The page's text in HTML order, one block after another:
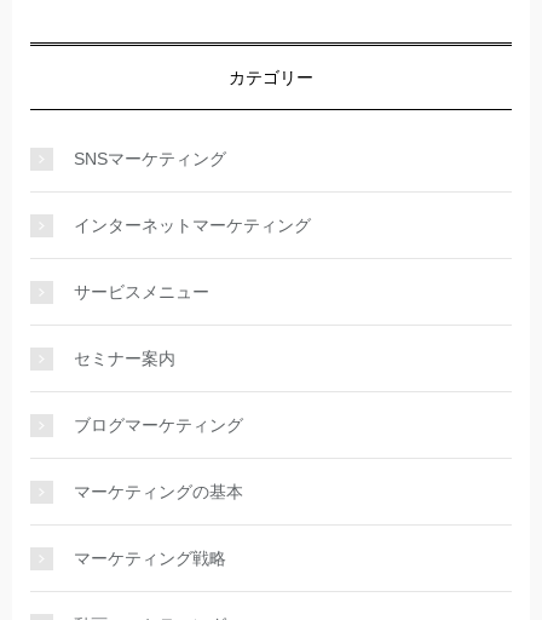
カテゴリー
SNSマーケティング
インターネットマーケティング
サービスメニュー
セミナー案内
ブログマーケティング
マーケティングの基本
マーケティング戦略